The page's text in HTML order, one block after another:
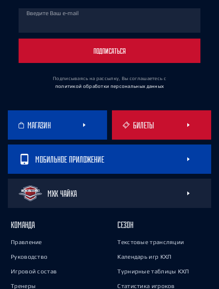
Введите Ваш e-mail
ПОДПИСАТЬСЯ
Подписываясь на рассылку, Вы соглашаетесь с
политикой обработки персональных данных
МАГАЗИН БИЛЕТЫ
МОБИЛЬНОЕ ПРИЛОЖЕНИЕ
МХК ЧАЙКА
КОМАНДА
Правление
Руководство
Игровой состав
Тренеры
СЕЗОН
Текстовые трансляции
Календарь игр КХЛ
Турнирные таблицы КХЛ
Статистика игроков